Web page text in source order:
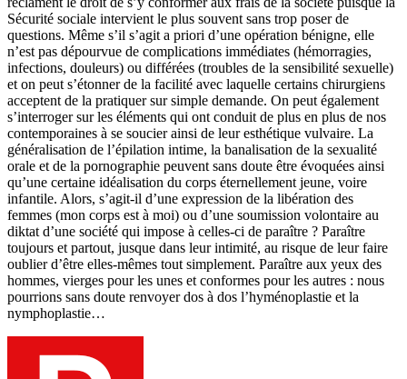
Sécurité sociale intervient le plus souvent sans trop poser de
questions. Même s’il s’agit a priori d’une opération bénigne, elle
n’est pas dépourvue de complications immédiates (hémorragies,
infections, douleurs) ou différées (troubles de la sensibilité sexuelle)
et on peut s’étonner de la facilité avec laquelle certains chirurgiens
acceptent de la pratiquer sur simple demande. On peut également
s’interroger sur les éléments qui ont conduit de plus en plus de nos
contemporaines à se soucier ainsi de leur esthétique vulvaire. La
généralisation de l’épilation intime, la banalisation de la sexualité
orale et de la pornographie peuvent sans doute être évoquées ainsi
qu’une certaine idéalisation du corps éternellement jeune, voire
infantile. Alors, s’agit-il d’une expression de la libération des
femmes (mon corps est à moi) ou d’une soumission volontaire au
diktat d’une société qui impose à celles-ci de paraître ? Paraître
toujours et partout, jusque dans leur intimité, au risque de leur faire
oublier d’être elles-mêmes tout simplement. Paraître aux yeux des
hommes, vierges pour les unes et conformes pour les autres : nous
pourrions sans doute renvoyer dos à dos l’hyménoplastie et la
nymphoplastie…